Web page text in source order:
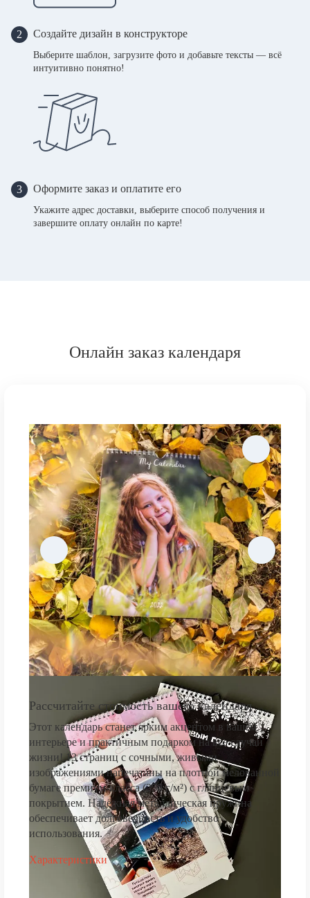
2 Создайте дизайн в конструкторе
Выберите шаблон, загрузите фото и добавьте тексты — всё
интуитивно понятно!
3 Оформите заказ и оплатите его
Укажите адрес доставки, выберите способ получения и
завершите оплату онлайн по карте!
Онлайн заказ календаря
Рассчитайте стоимость вашего календаря
Этот календарь станет ярким акцентом в вашем
интерьере и практичным подарком на все случаи
жизни! 13 страниц с сочными, живыми
изображениями напечатаны на плотной мелованной
бумаге премиум-класса (250 г/м²) с глянцевым
покрытием. Надёжная металлическая пружина
обеспечивает долговечность и удобство
использования.
Характеристики